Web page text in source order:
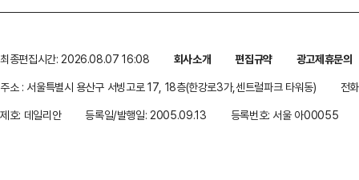
최종편집시간: 2026.08.07 16:08 회사소개 편집규약
광고제휴문의
주소 : 서울특별시 용산구 서빙고로 17, 18층(한강로3가,센트럴파크 타워동)
전
제호: 데일리안
등록일/발행일: 2005.09.13 등록번호: 서울 아00055